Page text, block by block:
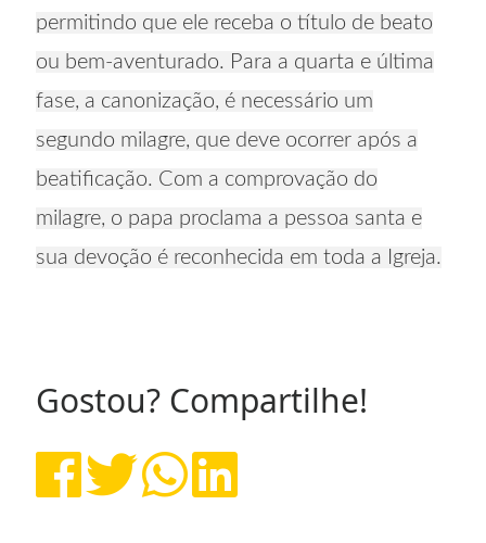
permitindo que ele receba o título de beato
ou bem-aventurado. Para a quarta e última
fase, a canonização, é necessário um
segundo milagre, que deve ocorrer após a
beatificação. Com a comprovação do
milagre, o papa proclama a pessoa santa e
sua devoção é reconhecida em toda a Igreja.
Gostou? Compartilhe!